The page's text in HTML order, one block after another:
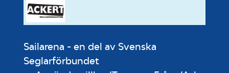
Sailarena - en del av Svenska
Seglarförbundet